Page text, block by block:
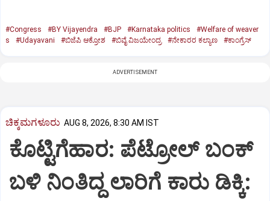
#Congress #BY Vijayendra #BJP #Karnataka politics
#Welfare of weaver
s
#Udayavani #ಬಿಜೆಪಿ ಆಕ್ರೋಶ #ಬಿವೈ ವಿಜಯೇಂದ್ರ #ನೇಕಾರರ ಕಲ್ಯಾಣ #ಕಾಂಗ್ರೆಸ್‌
ADVERTISEMENT
ಚಿಕ್ಕಮಗಳೂರು AUG 8, 2026, 8:30 AM IST
ಕೊಟ್ಟಿಗೆಹಾರ: ಪೆಟ್ರೋಲ್ ಬಂಕ್
ಬಳಿ ನಿಂತಿದ್ದ ಲಾರಿಗೆ ಕಾರು ಡಿಕ್ಕಿ: